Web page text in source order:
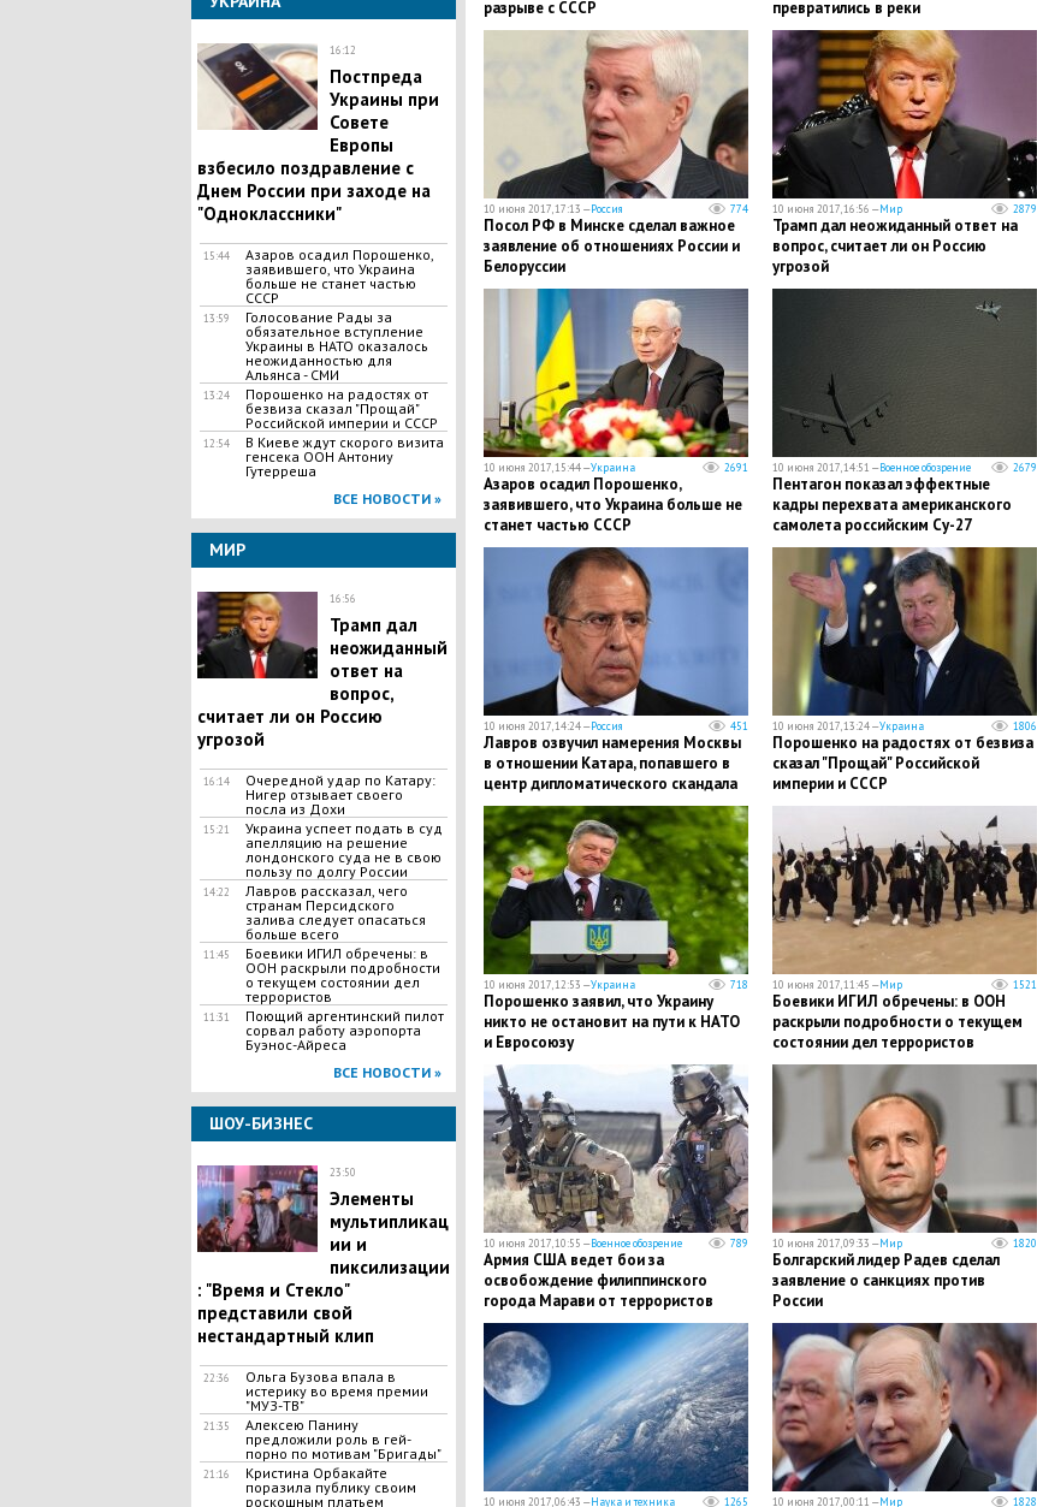
16:12
Постпреда
Украины при
Совете
Европы
взбесило поздравление с
Днем России при заходе на
"Одноклассники"
15:44
Азаров осадил Порошенко,
заявившего, что Украина
больше не станет частью
СССР
13:59
Голосование Рады за
обязательное вступление
Украины в НАТО оказалось
неожиданностью для
Альянса - СМИ
13:24
Порошенко на радостях от
безвиза сказал "Прощай"
Российской империи и СССР
12:54
В Киеве ждут скорого визита
генсека ООН Антониу
Гутерреша
ВСЕ НОВОСТИ »
МИР
16:56
Трамп дал
неожиданный
ответ на
вопрос,
считает ли он Россию
угрозой
16:14
Очередной удар по Катару:
Нигер отзывает своего
посла из Дохи
15:21
Украина успеет подать в суд
апелляцию на решение
лондонского суда не в свою
пользу по долгу России
14:22
Лавров рассказал, чего
странам Персидского
залива следует опасаться
больше всего
11:45
Боевики ИГИЛ обречены: в
ООН раскрыли подробности
о текущем состоянии дел
террористов
11:31
Поющий аргентинский пилот
сорвал работу аэропорта
Буэнос-Айреса
ВСЕ НОВОСТИ »
ШОУ-БИЗНЕС
23:50
Элементы
мультипликац
ии и
пиксилизации
: "Время и Стекло"
представили свой
нестандартный клип
22:36
Ольга Бузова впала в
истерику во время премии
"МУЗ-ТВ"
21:35
Алексею Панину
предложили роль в гей-
порно по мотивам "Бригады"
21:16
Кристина Орбакайте
поразила публику своим
роскошным платьем
разрыве с СССР
превратились в реки
10 июня 2017, 17:13 —Россия 774
Посол РФ в Минске сделал важное
заявление об отношениях России и
Белоруссии
10 июня 2017, 16:56 —Мир 2879
Трамп дал неожиданный ответ на
вопрос, считает ли он Россию
угрозой
10 июня 2017, 15:44 —Украина 2691
Азаров осадил Порошенко,
заявившего, что Украина больше не
станет частью СССР
10 июня 2017, 14:51 —Военное обозрение 2679
Пентагон показал эффектные
кадры перехвата американского
самолета российским Су-27
10 июня 2017, 14:24 —Россия 451
Лавров озвучил намерения Москвы
в отношении Катара, попавшего в
центр дипломатического скандала
10 июня 2017, 13:24 —Украина 1806
Порошенко на радостях от безвиза
сказал "Прощай" Российской
империи и СССР
10 июня 2017, 12:53 —Украина 718
Порошенко заявил, что Украину
никто не остановит на пути к НАТО
и Евросоюзу
10 июня 2017, 11:45 —Мир 1521
Боевики ИГИЛ обречены: в ООН
раскрыли подробности о текущем
состоянии дел террористов
10 июня 2017, 10:55 —Военное обозрение 789
Армия США ведет бои за
освобождение филиппинского
города Марави от террористов
10 июня 2017, 09:33 —Мир 1820
Болгарский лидер Радев сделал
заявление о санкциях против
России
10 июня 2017, 06:43 —Наука и техника 1265 10 июня 2017, 00:11 —Мир 1828